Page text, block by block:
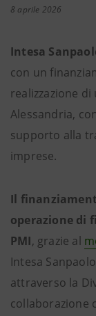
8 aprile 2026
Intesa
con un
realizzazione di
Alessandria,
supporto alla
imprese.
Il
operazione di
PMI, grazie al
Intesa
attraverso la
collaborazione